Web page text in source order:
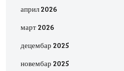
април 2026
март 2026
децембар 2025
новембар 2025